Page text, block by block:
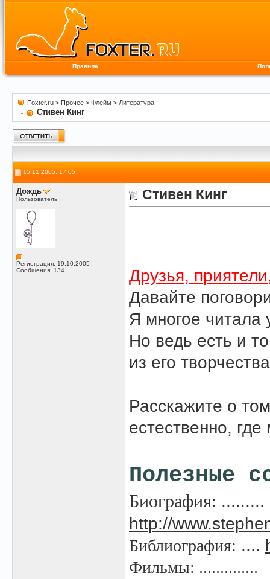
Правила
Foxter.ru > Прочее > Флейм > Литература
Стивен Кинг
15.11.2005, 17:05
Дождь
Пользователь
Регистрация: 19.10.2005
Сообщения: 134
Стивен Кинг
Друзья,
Давайте
Я многое читала
Но ведь есть и
из его
Расскажите о
естественно,
Полезные
Биография: .........
http://
Библиография: ....
Фильмы: ..............